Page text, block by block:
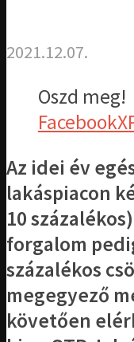
2021.12.07.
Oszd meg!
FacebookX
Az idei év
lakáspiacon
10
forgalom
százalékos
megegyező
követően